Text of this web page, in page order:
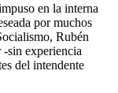
en la interna
por muchos
Rubén
sin experiencia
del intendente